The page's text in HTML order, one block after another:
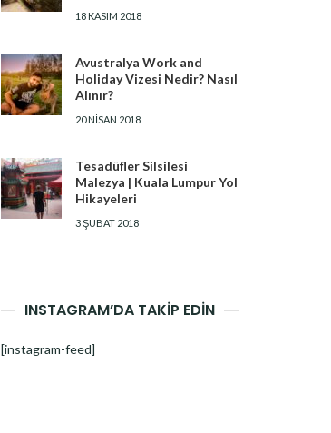
18 KASIM 2018
Avustralya Work and
Holiday Vizesi Nedir? Nasıl
Alınır?
20 NISAN 2018
Tesadüfler Silsilesi
Malezya | Kuala Lumpur Yol
Hikayeleri
3 ŞUBAT 2018
INSTAGRAM’DA TAKİP EDİN
[instagram-feed]